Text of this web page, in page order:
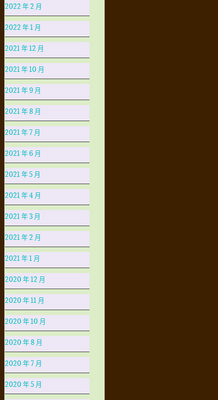
2022 年 2 月
2022 年 1 月
2021 年 12 月
2021 年 10 月
2021 年 9 月
2021 年 8 月
2021 年 7 月
2021 年 6 月
2021 年 5 月
2021 年 4 月
2021 年 3 月
2021 年 2 月
2021 年 1 月
2020 年 12 月
2020 年 11 月
2020 年 10 月
2020 年 8 月
2020 年 7 月
2020 年 5 月